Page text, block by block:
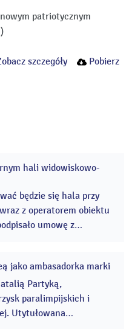
patriotycznym
szczegóły Pobierz
12
2026
hali widowiskowo-
będzie się hala przy
z operatorem obiektu
umowę z
sportowej. ...25
jako ambasadorka marki
Partyką,
paralimpijskich i
Utytułowana